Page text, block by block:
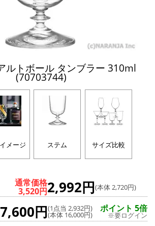
ルトボール タンブラー 310ml
(70703744)
メージ ステム サイズ比較
通常価格
3,520円2,992円(本体 2,720円)
円(1点当 2,932円)
(本体 16,000円)
ポイント 5倍
※要ログイン